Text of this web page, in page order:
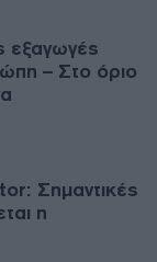
εξαγωγές
– Στο όριο
Σημαντικές
η